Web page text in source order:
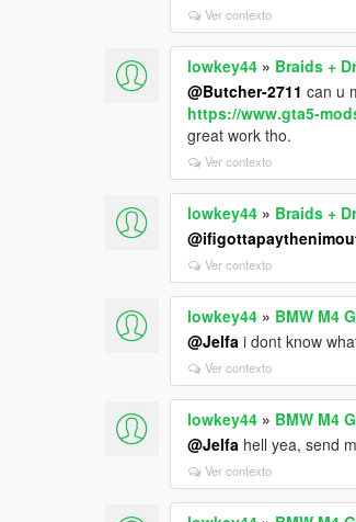
Ver contexto
lowkey44 » Braids +
@Butcher-2711 can u
https://www.gta5-
great work tho.
Ver contexto
lowkey44 » Braids +
Ver contexto
lowkey44 » BMW M4
@Jelfa i dont know
Ver contexto
lowkey44 » BMW M4
@Jelfa hell yea, send
Ver contexto